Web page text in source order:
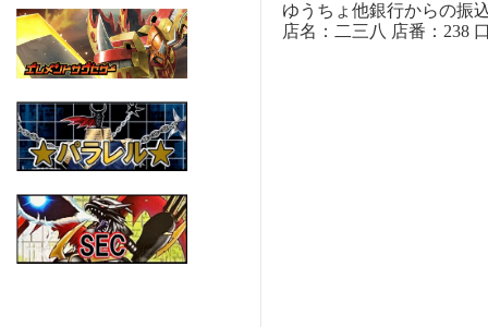
ゆうちょ他銀行からの振
店名：二三八 店番：238